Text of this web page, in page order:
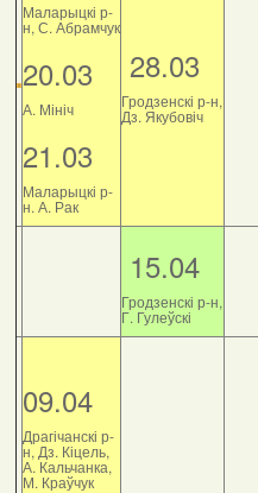
Маларыцкі р-
н, С. Абрамчук
20.03
А. Мініч
21.03
Маларыцкі р-
н. А. Рак
28.03
Гродзенскі р-н,
Дз. Якубовіч
15.04
Гродзенскі р-н,
Г. Гулеўскі
09.04
Драгічанскі р-
н, Дз. Кіцель,
А. Кальчанка,
М. Краўчук